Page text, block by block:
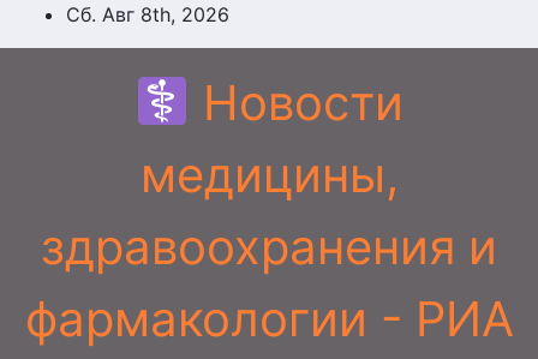
Перейти
к
Сб. Авг 8th, 2026
Новости
медицины,
здравоохранения и
фармакологии - РИА